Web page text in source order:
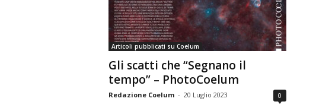
n
m
i
a
Articoli pubblicati su Coelum
Gli scatti che “Segnano il
tempo” – PhotoCoelum
Redazione Coelum - 20 Luglio 2023 0